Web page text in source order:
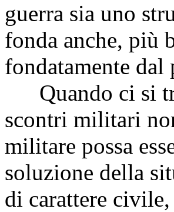
guerra sia uno
fonda anche, più
fondatamente
Quando ci si
scontri militari
militare possa
soluzione della
di carattere